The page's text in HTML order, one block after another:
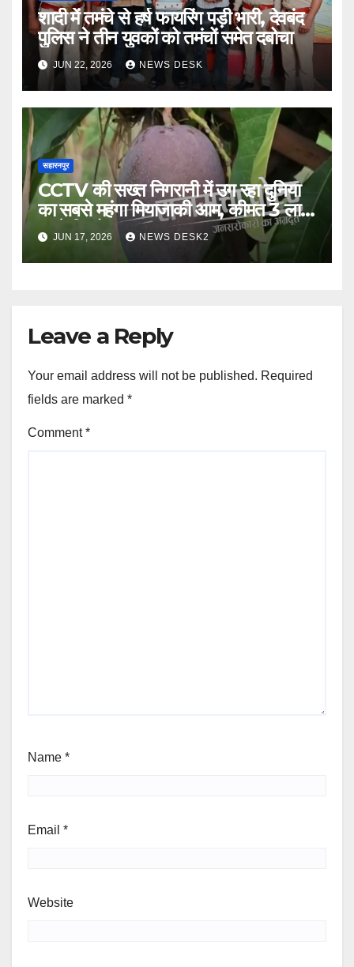
शादी में तमंचे से हर्ष फायरिंग पड़ी भारी, देवबंद
पुलिस ने तीन युवकों को तमंचों समेत दबोचा
JUN 22, 2026 NEWS DESK
सहारनपुर
CCTV की सख्त निगरानी में उग रहा दुनिया
का सबसे महंगा मियाजाकी आम, कीमत 3 लाख
रुपये किलो तक
JUN 17, 2026 NEWS DESK2
Leave a Reply
Your email address will not be published. Required
fields are marked *
Comment*
Name *
Email *
Website